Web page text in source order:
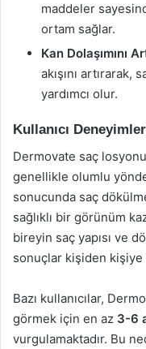
maddeler
ortam sağlar.
Kan Dolaşımını
akışını artırarak,
yardımcı olur.
Kullanıcı
Dermovate saç
genellikle olumlu
sonucunda saç
sağlıklı bir görünüm
bireyin saç yapısı ve
sonuçlar kişiden
Bazı kullanıcılar,
görmek için en az 3-6
vurgulamaktadır. Bu